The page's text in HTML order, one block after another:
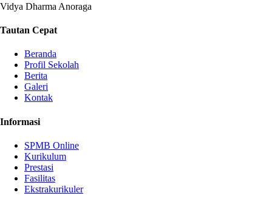
Vidya Dharma Anoraga
Tautan Cepat
Beranda
Profil Sekolah
Berita
Galeri
Kontak
Informasi
SPMB Online
Kurikulum
Prestasi
Fasilitas
Ekstrakurikuler